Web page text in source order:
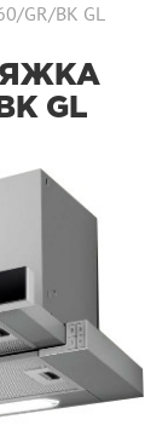
GR/BK GL
GL